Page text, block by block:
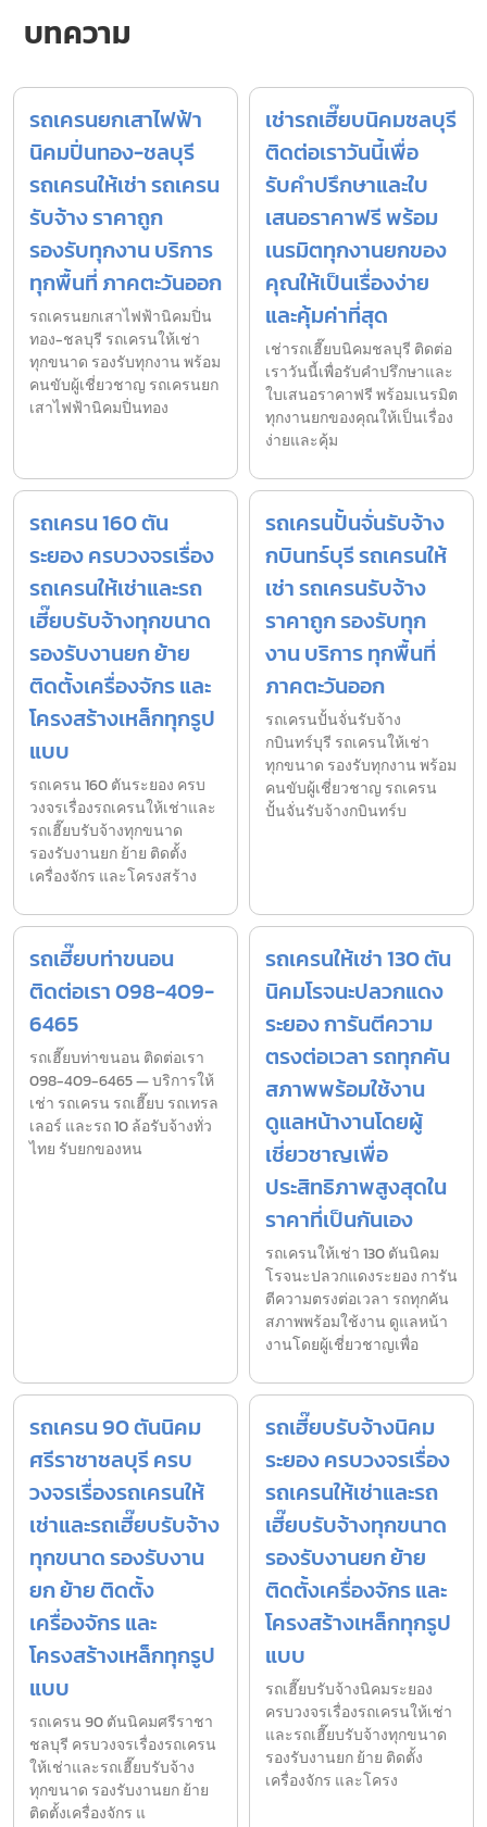
บทความ
รถเครนยกเสาไฟฟ้า
นิคมปิ่นทอง-ชลบุรี
รถเครนให้เช่า รถเครน
รับจ้าง ราคาถูก
รองรับทุกงาน บริการ
ทุกพื้นที่ ภาคตะวันออก
รถเครนยกเสาไฟฟ้านิคมปิ่น
ทอง-ชลบุรี รถเครนให้เช่า
ทุกขนาด รองรับทุกงาน พร้อม
คนขับผู้เชี่ยวชาญ รถเครนยก
เสาไฟฟ้านิคมปิ่นทอง
เช่ารถเฮี๊ยบนิคมชลบุรี
ติดต่อเราวันนี้เพื่อ
รับคำปรึกษาและใบ
เสนอราคาฟรี พร้อม
เนรมิตทุกงานยกของ
คุณให้เป็นเรื่องง่าย
และคุ้มค่าที่สุด
เช่ารถเฮี๊ยบนิคมชลบุรี ติดต่อ
เราวันนี้เพื่อรับคำปรึกษาและ
ใบเสนอราคาฟรี พร้อมเนรมิต
ทุกงานยกของคุณให้เป็นเรื่อง
ง่ายและคุ้ม
รถเครน 160 ตัน
ระยอง ครบวงจรเรื่อง
รถเครนให้เช่าและรถ
เฮี๊ยบรับจ้างทุกขนาด
รองรับงานยก ย้าย
ติดตั้งเครื่องจักร และ
โครงสร้างเหล็กทุกรูป
แบบ
รถเครน 160 ตันระยอง ครบ
วงจรเรื่องรถเครนให้เช่าและ
รถเฮี๊ยบรับจ้างทุกขนาด
รองรับงานยก ย้าย ติดตั้ง
เครื่องจักร และโครงสร้าง
รถเครนปั้นจั่นรับจ้าง
กบินทร์บุรี รถเครนให้
เช่า รถเครนรับจ้าง
ราคาถูก รองรับทุก
งาน บริการ ทุกพื้นที่
ภาคตะวันออก
รถเครนปั้นจั่นรับจ้าง
กบินทร์บุรี รถเครนให้เช่า
ทุกขนาด รองรับทุกงาน พร้อม
คนขับผู้เชี่ยวชาญ รถเครน
ปั้นจั่นรับจ้างกบินทร์บ
รถเฮี๊ยบท่าขนอน
ติดต่อเรา 098-409-
6465
รถเฮี๊ยบท่าขนอน ติดต่อเรา
098-409-6465 — บริการให้
เช่า รถเครน รถเฮี๊ยบ รถเทรล
เลอร์ และรถ 10 ล้อรับจ้างทั่ว
ไทย รับยกของหน
รถเครนให้เช่า 130 ตัน
นิคมโรจนะปลวกแดง
ระยอง การันตีความ
ตรงต่อเวลา รถทุกคัน
สภาพพร้อมใช้งาน
ดูแลหน้างานโดยผู้
เชี่ยวชาญเพื่อ
ประสิทธิภาพสูงสุดใน
ราคาที่เป็นกันเอง
รถเครนให้เช่า 130 ตันนิคม
โรจนะปลวกแดงระยอง การัน
ตีความตรงต่อเวลา รถทุกคัน
สภาพพร้อมใช้งาน ดูแลหน้า
งานโดยผู้เชี่ยวชาญเพื่อ
รถเครน 90 ตันนิคม
ศรีราชาชลบุรี ครบ
วงจรเรื่องรถเครนให้
เช่าและรถเฮี๊ยบรับจ้าง
ทุกขนาด รองรับงาน
ยก ย้าย ติดตั้ง
เครื่องจักร และ
โครงสร้างเหล็กทุกรูป
แบบ
รถเครน 90 ตันนิคมศรีราชา
ชลบุรี ครบวงจรเรื่องรถเครน
ให้เช่าและรถเฮี๊ยบรับจ้าง
ทุกขนาด รองรับงานยก ย้าย
ติดตั้งเครื่องจักร แ
รถเฮี๊ยบรับจ้างนิคม
ระยอง ครบวงจรเรื่อง
รถเครนให้เช่าและรถ
เฮี๊ยบรับจ้างทุกขนาด
รองรับงานยก ย้าย
ติดตั้งเครื่องจักร และ
โครงสร้างเหล็กทุกรูป
แบบ
รถเฮี๊ยบรับจ้างนิคมระยอง
ครบวงจรเรื่องรถเครนให้เช่า
และรถเฮี๊ยบรับจ้างทุกขนาด
รองรับงานยก ย้าย ติดตั้ง
เครื่องจักร และโครง